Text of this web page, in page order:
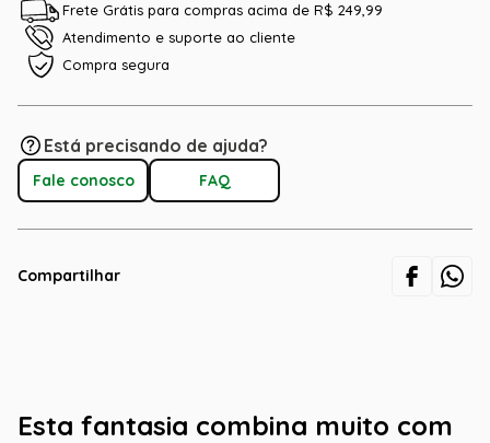
Frete Grátis para compras acima de R$ 249,99
Atendimento e suporte ao cliente
Compra segura
Está precisando de ajuda?
Fale conosco FAQ
Compartilhar
Esta fantasia combina muito com